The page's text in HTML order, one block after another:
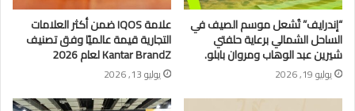
“إندرايف” تُشعل موسم الصيف في
الساحل الشمالي برعاية حلفتي
شيرين عبد الوهاب ومروان بابلو.
يوليو 19, 2026
علامة IQOS ضمن أكثر العلامات
التجارية قيمة عالميًا وفق تصنيف
Kantar BrandZ لعام 2026
يوليو 13, 2026